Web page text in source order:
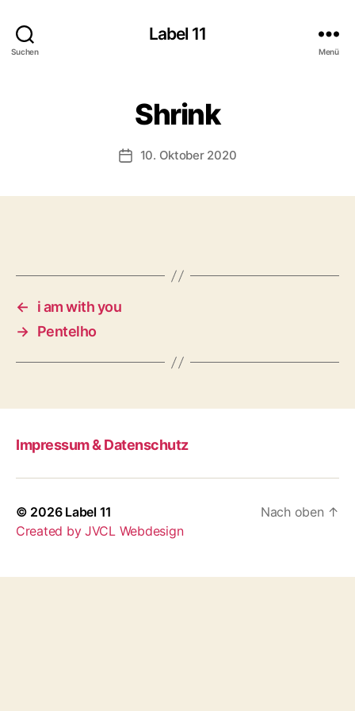
Suchen
Label 11
Menü
Shrink
Veröffentlichungsdatum
10. Oktober 2020
←
i am with you
→ Pentelho
Impressum & Datenschutz
© 2026 Label 11
Created by JVCL Webdesign
Nach oben ↑